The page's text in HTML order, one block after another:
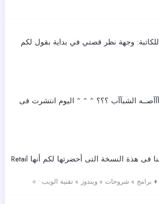
وجهة نظر قصتي في بداية بقول لكم
الشبآآب ؟؟؟ ^ ^ ^ اليوم انتشرت فى
اليوم أخوانى لكم منى هدية قيمة وهو برنامج cFosSpeed العملاق الألمانى والذى أسمية (الوحش الألمانى, صاعقة الأنترنت) فى أحدث أصدار لة والجديد هنا فى هذة النسخة التى أحضرتها لكم أنها Retail
♦ برامج » شروحات » ويندوز » تقنية الويب • ०